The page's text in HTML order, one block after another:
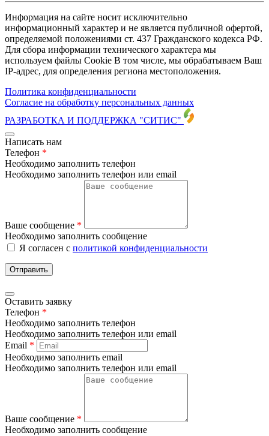
Информация на сайте носит исключительно
информационный характер и не является публичной офертой,
определяемой положениями ст. 437 Гражданского кодекса РФ.
Для сбора информации технического характера мы
используем файлы Cookie В том числе, мы обрабатываем Ваш
IP-адрес, для определения региона местоположения.
Политика конфиденциальности
Согласие на обработку персональных данных
РАЗРАБОТКА И ПОДДЕРЖКА "СИТИС"
Написать нам
Телефон *
Необходимо заполнить телефон
Необходимо заполнить телефон или email
Ваше сообщение *
Необходимо заполнить сообщение
Я согласен с политикой конфиденциальности
Отправить
Оставить заявку
Телефон *
Необходимо заполнить телефон
Необходимо заполнить телефон или email
Email *
Необходимо заполнить email
Необходимо заполнить телефон или email
Ваше сообщение *
Необходимо заполнить сообщение